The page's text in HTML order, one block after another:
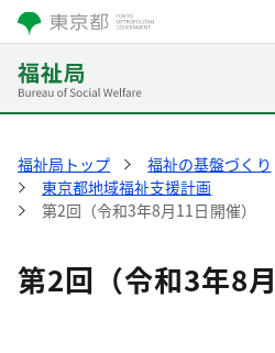
福祉局トップ 福祉の基盤づくり
東京都地域福祉支援計画
第2回（令和3年8月11日開催）
第2回（令和3年8